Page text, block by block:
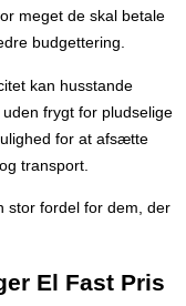
meget de skal betale
budgettering.
kan husstande
frygt for pludselige
for at afsætte
transport.
stor fordel for dem, der
El Fast Pris